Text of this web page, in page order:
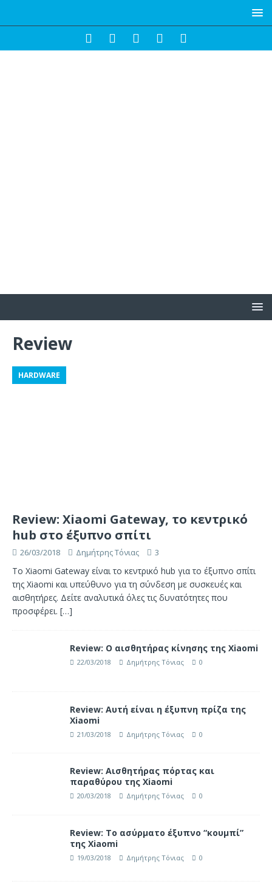
Review
HARDWARE
Review: Xiaomi Gateway, το κεντρικό
hub στο έξυπνο σπίτι
26/03/2018 Δημήτρης Τόνιας 3
Το Xiaomi Gateway είναι το κεντρικό hub για το έξυπνο σπίτι
της Xiaomi και υπεύθυνο για τη σύνδεση με συσκευές και
αισθητήρες. Δείτε αναλυτικά όλες τις δυνατότητες που
προσφέρει. […]
Review: Ο αισθητήρας κίνησης της Xiaomi
22/03/2018 Δημήτρης Τόνιας 0
Review: Αυτή είναι η έξυπνη πρίζα της
Xiaomi
21/03/2018 Δημήτρης Τόνιας 0
Review: Αισθητήρας πόρτας και
παραθύρου της Xiaomi
20/03/2018 Δημήτρης Τόνιας 0
Review: Το ασύρματο έξυπνο “κουμπί”
της Xiaomi
19/03/2018 Δημήτρης Τόνιας 0